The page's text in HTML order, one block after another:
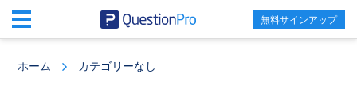
無料サインアップ
ホーム カテゴリーなし